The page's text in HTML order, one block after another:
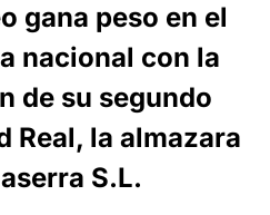
gana peso en el
nacional con la
de su segundo
Real, la almazara
S.L.